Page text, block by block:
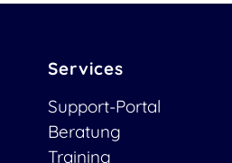
Services
Support-Portal
Beratung
Training